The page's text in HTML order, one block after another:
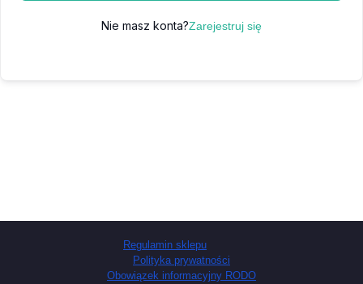
Nie masz konta?Zarejestruj się
Regulamin sklepu
Polityka prywatności
Obowiązek informacyjny RODO